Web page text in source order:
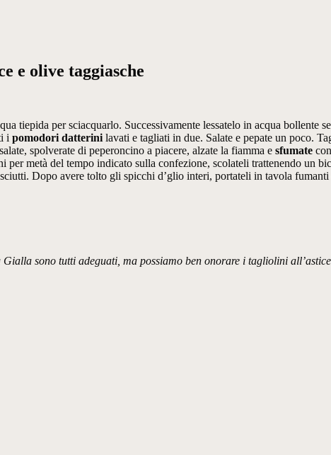
e olive taggiasche
tiepida per sciacquarlo. Successivamente lessatelo in acqua bollente
i pomodori datterini lavati e tagliati in due. Salate e pepate un poco.
spolverate di peperoncino a piacere, alzate la fiamma e sfumate
metà del tempo indicato sulla confezione, scolateli trattenendo un
Dopo avere tolto gli spicchi d’glio interi, portateli in tavola
sono tutti adeguati, ma possiamo ben onorare i tagliolini